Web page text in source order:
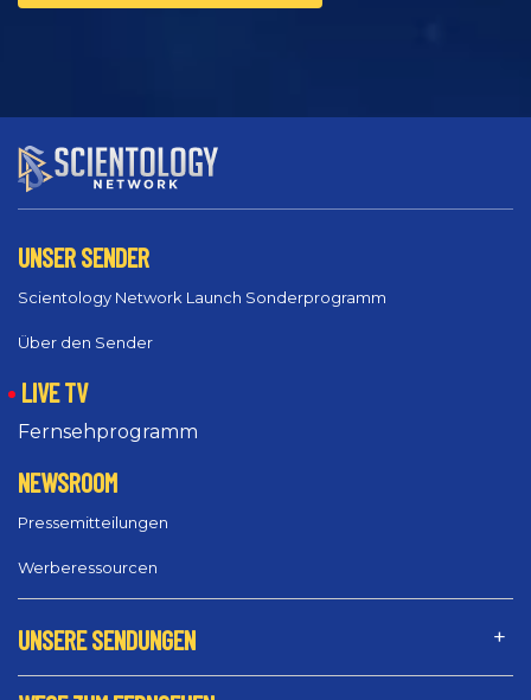
UNSER SENDER
Scientology Network Launch Sonderprogramm
Über den Sender
LIVE TV
Fernsehprogramm
NEWSROOM
Pressemitteilungen
Werberessourcen
UNSERE SENDUNGEN